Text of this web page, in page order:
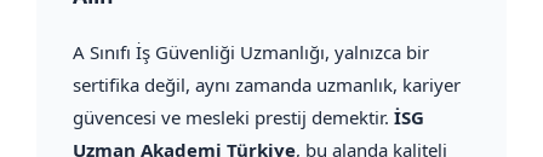
A Sınıfı İş Güvenliği Uzmanlığı, yalnızca bir
sertifika değil, aynı zamanda uzmanlık, kariyer
güvencesi ve mesleki prestij demektir. İSG
Uzman Akademi Türkiye, bu alanda kaliteli